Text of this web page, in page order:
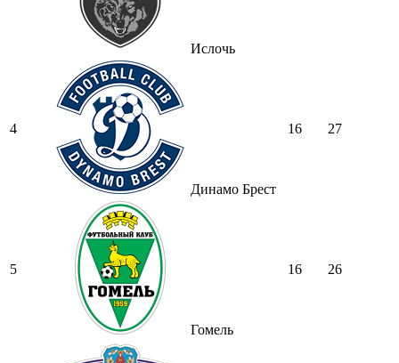
Ислочь
4
Динамо Брест
16 27
5
Гомель
16 26